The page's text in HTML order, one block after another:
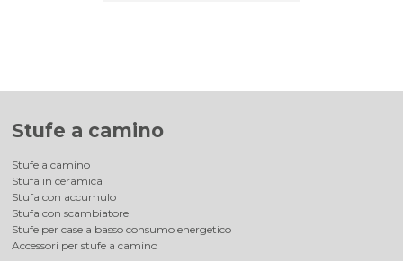
Stufe a camino
Stufe a camino
Stufa in ceramica
Stufa con accumulo
Stufa con scambiatore
Stufe per case a basso consumo energetico
Accessori per stufe a camino